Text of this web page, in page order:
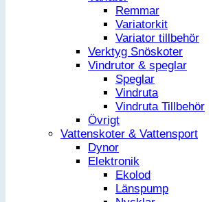
Remmar
Variatorkit
Variator tillbehör
Verktyg Snöskoter
Vindrutor & speglar
Speglar
Vindruta
Vindruta Tillbehör
Övrigt
Vattenskoter & Vattensport
Dynor
Elektronik
Ekolod
Länspump